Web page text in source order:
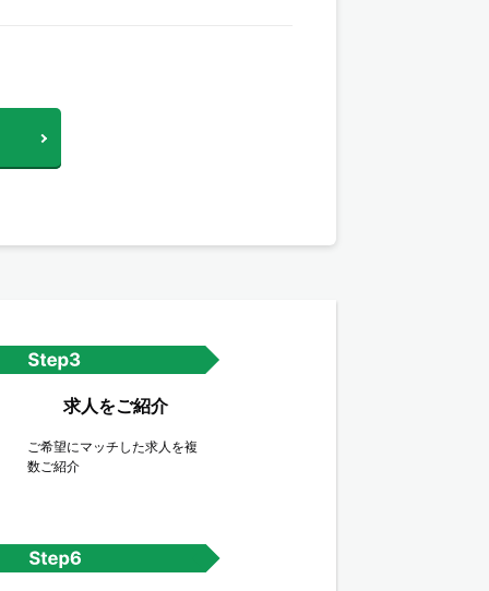
求人をご紹介
ご希望にマッチした求人を複
数ご紹介